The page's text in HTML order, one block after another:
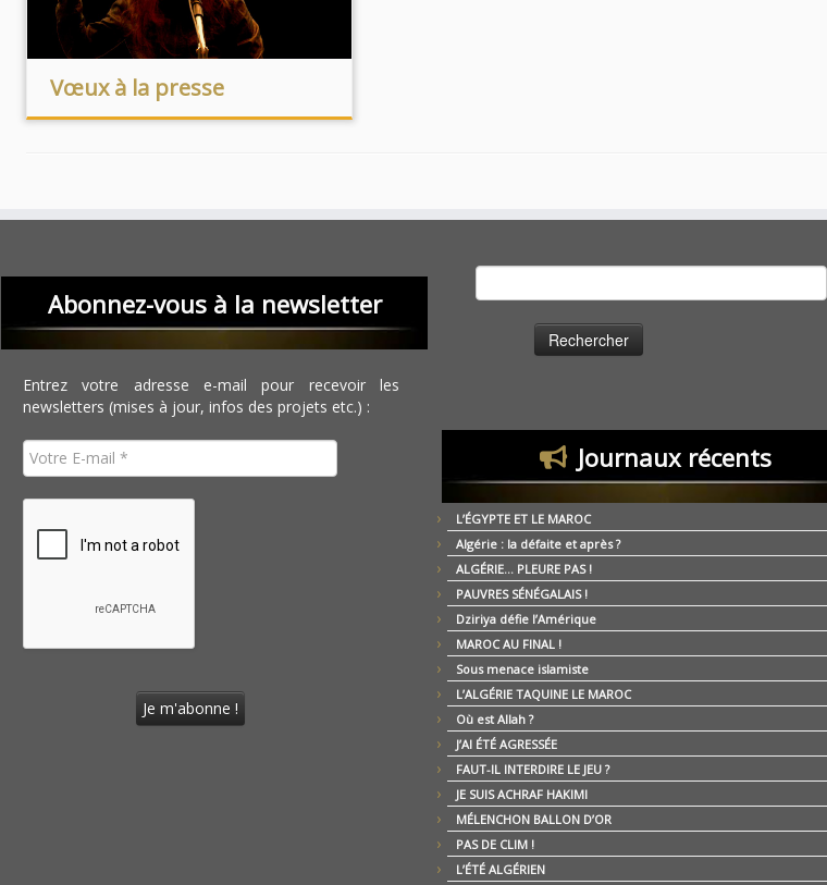
Vœux à la presse
Abonnez-vous à la newsletter
Entrez votre adresse e-mail pour recevoir les
newsletters (mises à jour, infos des projets etc.) :
Journaux récents
L’ÉGYPTE ET LE MAROC
Algérie : la défaite et après ?
ALGÉRIE… PLEURE PAS !
PAUVRES SÉNÉGALAIS !
Dziriya défie l’Amérique
MAROC AU FINAL !
Sous menace islamiste
L’ALGÉRIE TAQUINE LE MAROC
Où est Allah ?
J’AI ÉTÉ AGRESSÉE
FAUT-IL INTERDIRE LE JEU ?
JE SUIS ACHRAF HAKIMI
MÉLENCHON BALLON D’OR
PAS DE CLIM !
L’ÉTÉ ALGÉRIEN